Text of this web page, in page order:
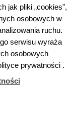
1000- 15
kontakt telefoniczny
nieczynne
jak pliki „cookies”,
osobowych w
ruchu.
serwisu wyraża
osobowych
prywatności .